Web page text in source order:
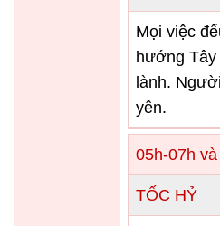
Mọi việc
hướng
lành.
yên.
05h-07h
TỐC HỶ